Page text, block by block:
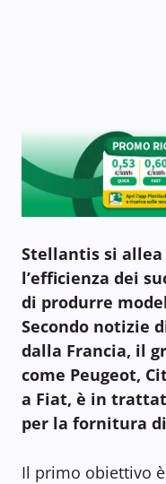
Stellantis si allea
l’efficienza dei
di produrre
Secondo notizie
dalla Francia, il
come Peugeot,
a Fiat, è in
per la fornitura
Il primo obiettivo